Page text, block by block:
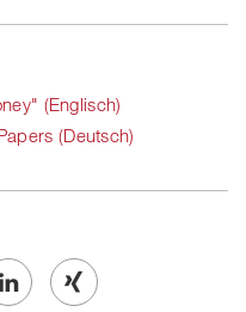
(Englisch)
(Deutsch)